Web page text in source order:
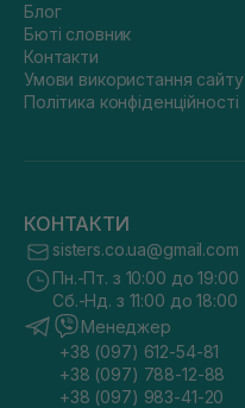
Блог
Бюті словник
Контакти
Умови використання сайту
Політика конфіденційності
КОНТАКТИ
sisters.co.ua@gmail.com
Пн.-Пт. з 10:00 до 19:00
Сб.-Нд. з 11:00 до 18:00
Менеджер
+38 (097) 612-54-81
+38 (097) 788-12-88
+38 (097) 983-41-20